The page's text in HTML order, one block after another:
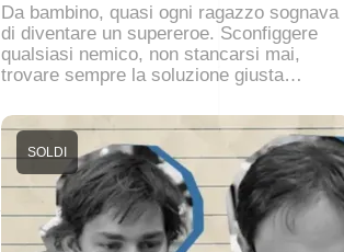
Da bambino, quasi ogni ragazzo sognava
di diventare un supereroe. Sconfiggere
qualsiasi nemico, non stancarsi mai,
trovare sempre la soluzione giusta…
SOLDI